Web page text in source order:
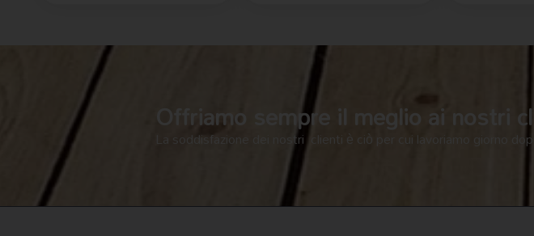
Offriamo sempre il meglio ai nostri
La soddisfazione dei nostri clienti è ciò per cui lavoriamo giorno